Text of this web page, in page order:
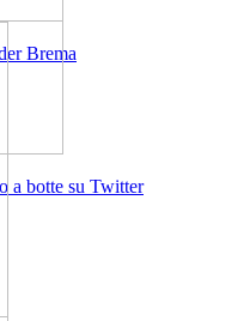
Brema
a botte su Twitter